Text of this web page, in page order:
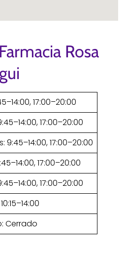
Rosa
17:00–20:00
17:00–20:00
9:45–14:00, 17:00–20:00
17:00–20:00
17:00–20:00
Cerrado